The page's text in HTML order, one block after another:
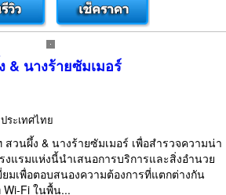
& นางร้ายซัมเมอร์
ระเทศไทย
วนผึ้ง & นางร้ายซัมเมอร์ เพื่อสำรวจความน่า
แรมแห่งนี้นำเสนอการบริการและสิ่งอำนวย
มเพื่อตอบสนองความต้องการที่แตกต่างกัน
Wi-Fi ในพื้น...